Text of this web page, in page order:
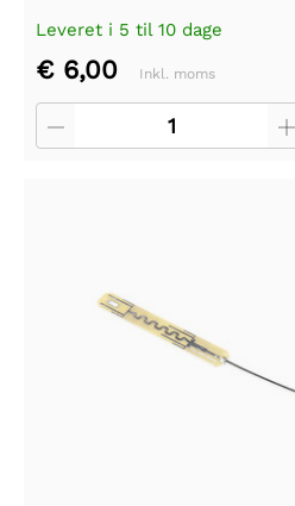
Leveret i 5 til 10 dage
€ 6,00 Inkl. moms